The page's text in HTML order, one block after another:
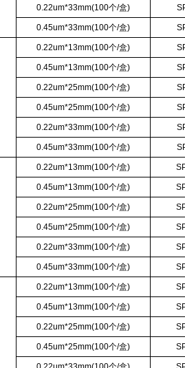
0.22um*33mm(100个/盒)
0.45um*33mm(100个/盒)
0.22um*13mm(100个/盒)
0.45um*13mm(100个/盒)
0.22um*25mm(100个/盒)
0.45um*25mm(100个/盒)
0.22um*33mm(100个/盒)
0.45um*33mm(100个/盒)
0.22um*13mm(100个/盒)
0.45um*13mm(100个/盒)
0.22um*25mm(100个/盒)
0.45um*25mm(100个/盒)
0.22um*33mm(100个/盒)
0.45um*33mm(100个/盒)
0.22um*13mm(100个/盒)
0.45um*13mm(100个/盒)
0.22um*25mm(100个/盒)
0.45um*25mm(100个/盒)